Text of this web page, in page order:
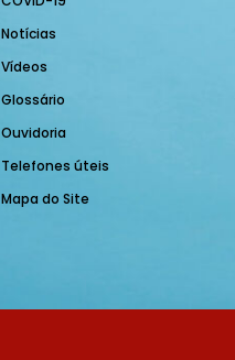
Notícias
Vídeos
Glossário
Ouvidoria
Telefones úteis
Mapa do Site